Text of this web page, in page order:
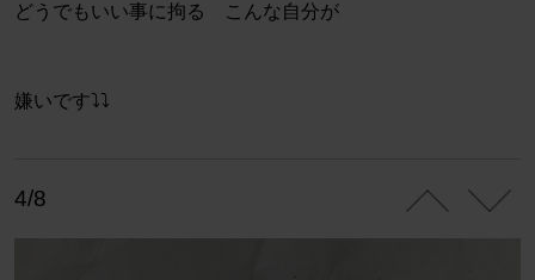
どうでもいい事に拘る こんな自分が
嫌いです⤵︎⤵︎
4/8